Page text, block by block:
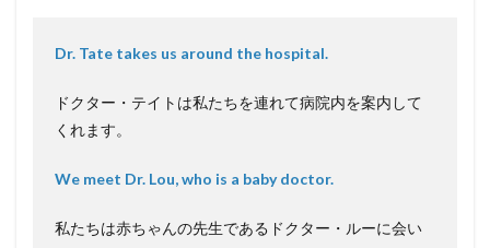
Dr. Tate takes us around the hospital.
ドクター・テイトは私たちを連れて病院内を案内して
くれます。
We meet Dr. Lou, who is a baby doctor.
私たちは赤ちゃんの先生であるドクター・ルーに会い